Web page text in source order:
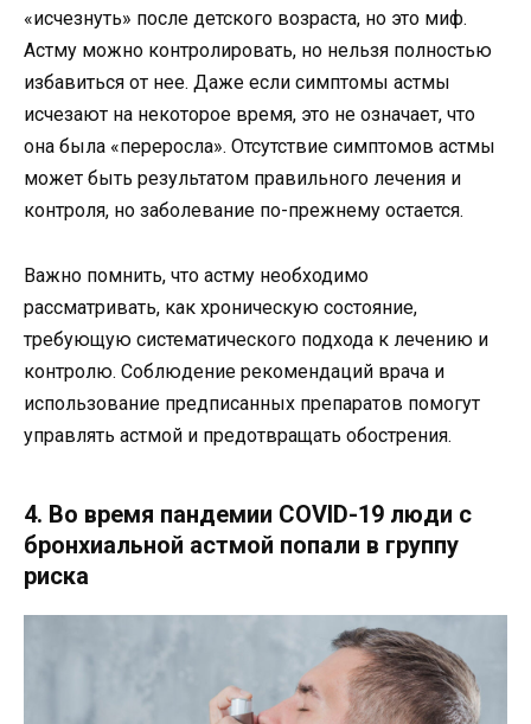
«исчезнуть» после детского возраста, но это миф.
Астму можно контролировать, но нельзя полностью
избавиться от нее. Даже если симптомы астмы
исчезают на некоторое время, это не означает, что
она была «переросла». Отсутствие симптомов астмы
может быть результатом правильного лечения и
контроля, но заболевание по-прежнему остается.
Важно помнить, что астму необходимо
рассматривать, как хроническую состояние,
требующую систематического подхода к лечению и
контролю. Соблюдение рекомендаций врача и
использование предписанных препаратов помогут
управлять астмой и предотвращать обострения.
4. Во время пандемии COVID-19 люди с
бронхиальной астмой попали в группу
риска